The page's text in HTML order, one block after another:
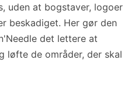
uden at bogstaver, logoer
beskadiget. Her gør den
det lettere at
løfte de områder, der skal